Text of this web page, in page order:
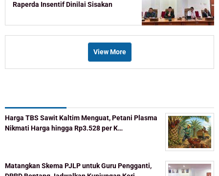
Raperda Insentif Dinilai Sisakan
View More
Harga TBS Sawit Kaltim Menguat, Petani Plasma
Nikmati Harga hingga Rp3.528 per K…
Matangkan Skema PJLP untuk Guru Pengganti,